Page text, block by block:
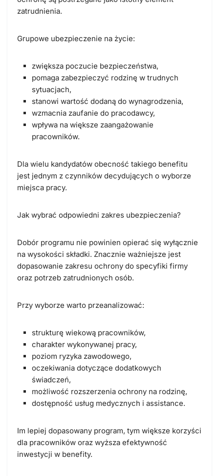
zatrudnienia.
Grupowe ubezpieczenie na życie:
zwiększa poczucie bezpieczeństwa,
pomaga zabezpieczyć rodzinę w trudnych
sytuacjach,
stanowi wartość dodaną do wynagrodzenia,
wzmacnia zaufanie do pracodawcy,
wpływa na większe zaangażowanie
pracowników.
Dla wielu kandydatów obecność takiego benefitu
jest jednym z czynników decydujących o wyborze
miejsca pracy.
Jak wybrać odpowiedni zakres ubezpieczenia?
Dobór programu nie powinien opierać się wyłącznie
na wysokości składki. Znacznie ważniejsze jest
dopasowanie zakresu ochrony do specyfiki firmy
oraz potrzeb zatrudnionych osób.
Przy wyborze warto przeanalizować:
strukturę wiekową pracowników,
charakter wykonywanej pracy,
poziom ryzyka zawodowego,
oczekiwania dotyczące dodatkowych
świadczeń,
możliwość rozszerzenia ochrony na rodzinę,
dostępność usług medycznych i assistance.
Im lepiej dopasowany program, tym większe korzyści
dla pracowników oraz wyższa efektywność
inwestycji w benefity.